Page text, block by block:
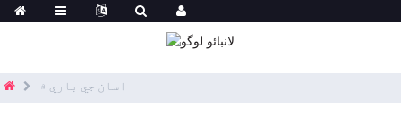
اسان جي باري ۾